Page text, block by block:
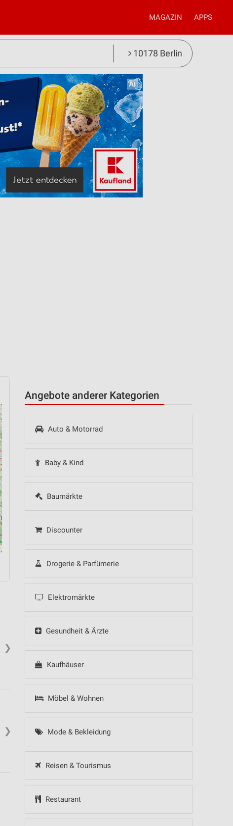
MAGAZIN APPS
10178 Berlin
Angebote anderer Kategorien
Auto & Motorrad
Baby & Kind
Baumärkte
Discounter
Drogerie & Parfümerie
Elektromärkte
Gesundheit & Ärzte
Kaufhäuser
Möbel & Wohnen
Mode & Bekleidung
Reisen & Tourismus
Restaurant
❯
❯